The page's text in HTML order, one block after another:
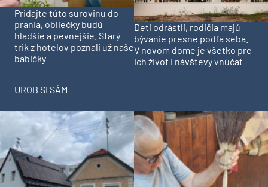
Pridajte túto surovinu do
prania, obliečky budú
hladšie a pevnejšie. Starý
trik z hotelov poznali už naše
babičky
Deti odrástli, rodičia majú
bývanie presne podľa seba.
V novom dome je všetko pre
ich život i návštevy vnúčat
UROB SI SÁM